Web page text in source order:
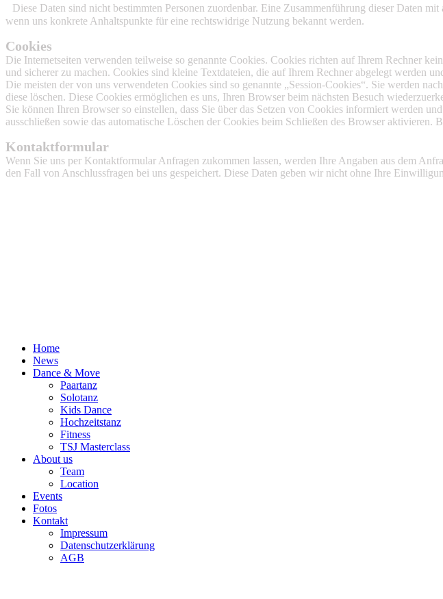
Diese Daten sind nicht bestimmten Personen zuordenbar. Eine Zusammenführung dieser Daten
wenn uns konkrete Anhaltspunkte für eine rechtswidrige Nutzung bekannt werden.
Cookies
Die Internetseiten verwenden teilweise so genannte Cookies. Cookies richten auf Ihrem Rechner
und sicherer zu machen. Cookies sind kleine Textdateien, die auf Ihrem Rechner abgelegt werden
Die meisten der von uns verwendeten Cookies sind so genannte „Session-Cookies“. Sie werden
diese löschen. Diese Cookies ermöglichen es uns, Ihren Browser beim nächsten Besuch
Sie können Ihren Browser so einstellen, dass Sie über das Setzen von Cookies informiert werden
ausschließen sowie das automatische Löschen der Cookies beim Schließen des Browser
Kontaktformular
Wenn Sie uns per Kontaktformular Anfragen zukommen lassen, werden Ihre Angaben aus dem
den Fall von Anschlussfragen bei uns gespeichert. Diese Daten geben wir nicht ohne Ihre
Home
News
Dance & Move
Paartanz
Solotanz
Kids Dance
Hochzeitstanz
Fitness
TSJ Masterclass
About us
Team
Location
Events
Fotos
Kontakt
Impressum
Datenschutzerklärung
AGB